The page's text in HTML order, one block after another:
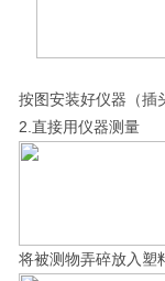
按图安装好仪器（插
2.直接用仪器测量
将被测物弄碎放入塑